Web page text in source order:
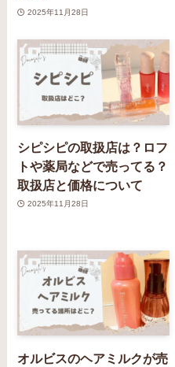
2025年11月28日
シピシピの取扱店は？ロフ
トや薬局などで売ってる？
取扱店と価格について
2025年11月28日
オルビスのヘアミルクが売